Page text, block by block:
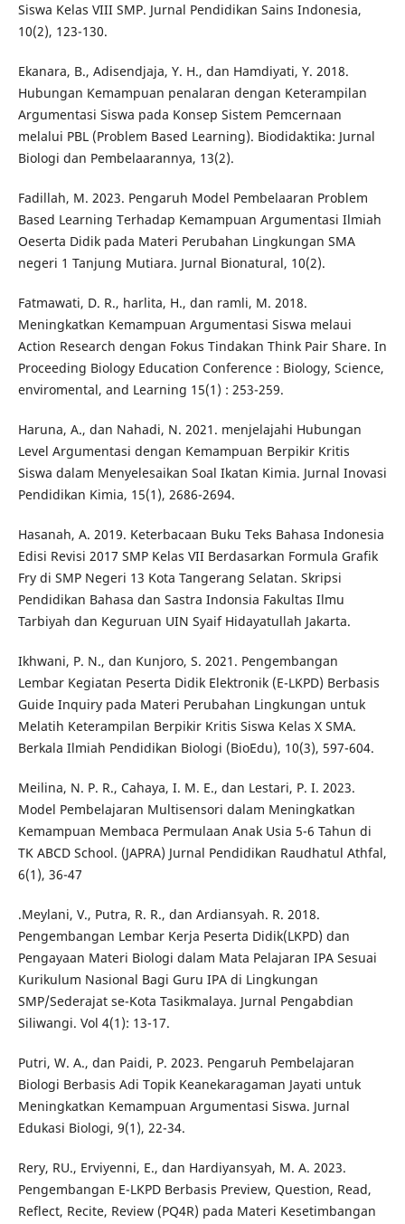
Siswa Kelas VIII SMP. Jurnal Pendidikan Sains Indonesia,
10(2), 123-130.
Ekanara, B., Adisendjaja, Y. H., dan Hamdiyati, Y. 2018.
Hubungan Kemampuan penalaran dengan Keterampilan
Argumentasi Siswa pada Konsep Sistem Pemcernaan
melalui PBL (Problem Based Learning). Biodidaktika: Jurnal
Biologi dan Pembelaarannya, 13(2).
Fadillah, M. 2023. Pengaruh Model Pembelaaran Problem
Based Learning Terhadap Kemampuan Argumentasi Ilmiah
Oeserta Didik pada Materi Perubahan Lingkungan SMA
negeri 1 Tanjung Mutiara. Jurnal Bionatural, 10(2).
Fatmawati, D. R., harlita, H., dan ramli, M. 2018.
Meningkatkan Kemampuan Argumentasi Siswa melaui
Action Research dengan Fokus Tindakan Think Pair Share. In
Proceeding Biology Education Conference : Biology, Science,
enviromental, and Learning 15(1) : 253-259.
Haruna, A., dan Nahadi, N. 2021. menjelajahi Hubungan
Level Argumentasi dengan Kemampuan Berpikir Kritis
Siswa dalam Menyelesaikan Soal Ikatan Kimia. Jurnal Inovasi
Pendidikan Kimia, 15(1), 2686-2694.
Hasanah, A. 2019. Keterbacaan Buku Teks Bahasa Indonesia
Edisi Revisi 2017 SMP Kelas VII Berdasarkan Formula Grafik
Fry di SMP Negeri 13 Kota Tangerang Selatan. Skripsi
Pendidikan Bahasa dan Sastra Indonsia Fakultas Ilmu
Tarbiyah dan Keguruan UIN Syaif Hidayatullah Jakarta.
Ikhwani, P. N., dan Kunjoro, S. 2021. Pengembangan
Lembar Kegiatan Peserta Didik Elektronik (E-LKPD) Berbasis
Guide Inquiry pada Materi Perubahan Lingkungan untuk
Melatih Keterampilan Berpikir Kritis Siswa Kelas X SMA.
Berkala Ilmiah Pendidikan Biologi (BioEdu), 10(3), 597-604.
Meilina, N. P. R., Cahaya, I. M. E., dan Lestari, P. I. 2023.
Model Pembelajaran Multisensori dalam Meningkatkan
Kemampuan Membaca Permulaan Anak Usia 5-6 Tahun di
TK ABCD School. (JAPRA) Jurnal Pendidikan Raudhatul Athfal,
6(1), 36-47
.Meylani, V., Putra, R. R., dan Ardiansyah. R. 2018.
Pengembangan Lembar Kerja Peserta Didik(LKPD) dan
Pengayaan Materi Biologi dalam Mata Pelajaran IPA Sesuai
Kurikulum Nasional Bagi Guru IPA di Lingkungan
SMP/Sederajat se-Kota Tasikmalaya. Jurnal Pengabdian
Siliwangi. Vol 4(1): 13-17.
Putri, W. A., dan Paidi, P. 2023. Pengaruh Pembelajaran
Biologi Berbasis Adi Topik Keanekaragaman Jayati untuk
Meningkatkan Kemampuan Argumentasi Siswa. Jurnal
Edukasi Biologi, 9(1), 22-34.
Rery, RU., Erviyenni, E., dan Hardiyansyah, M. A. 2023.
Pengembangan E-LKPD Berbasis Preview, Question, Read,
Reflect, Recite, Review (PQ4R) pada Materi Kesetimbangan